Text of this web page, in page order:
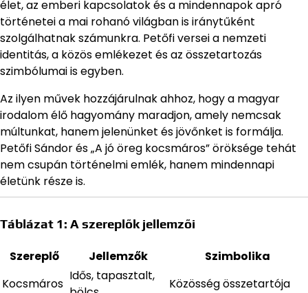
élet, az emberi kapcsolatok és a mindennapok apró
történetei a mai rohanó világban is iránytűként
szolgálhatnak számunkra. Petőfi versei a nemzeti
identitás, a közös emlékezet és az összetartozás
szimbólumai is egyben.
Az ilyen művek hozzájárulnak ahhoz, hogy a magyar
irodalom élő hagyomány maradjon, amely nemcsak
múltunkat, hanem jelenünket és jövőnket is formálja.
Petőfi Sándor és „A jó öreg kocsmáros” öröksége tehát
nem csupán történelmi emlék, hanem mindennapi
életünk része is.
Táblázat 1: A szereplők jellemzői
Szereplő Jellemzők
Szimbolika
Kocsmáros
Idős, tapasztalt,
Közösség összetartója